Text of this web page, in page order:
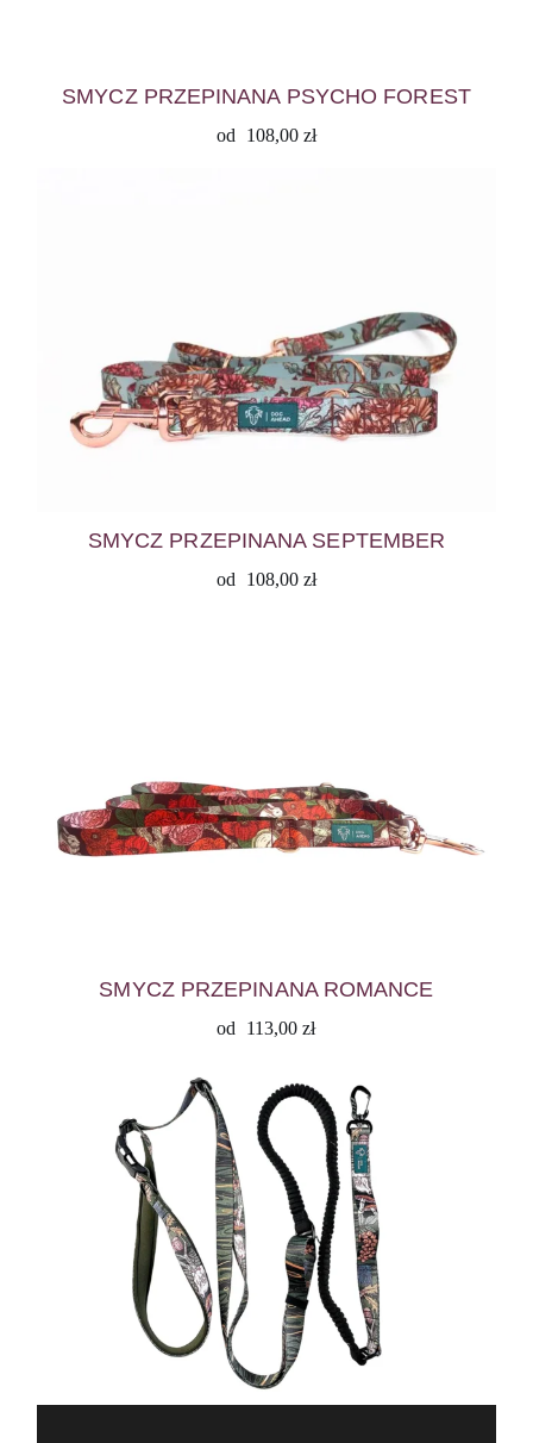
SMYCZ PRZEPINANA PSYCHO FOREST
od 108,00 zł
SMYCZ PRZEPINANA SEPTEMBER
od 108,00 zł
SMYCZ PRZEPINANA ROMANCE
od 113,00zł